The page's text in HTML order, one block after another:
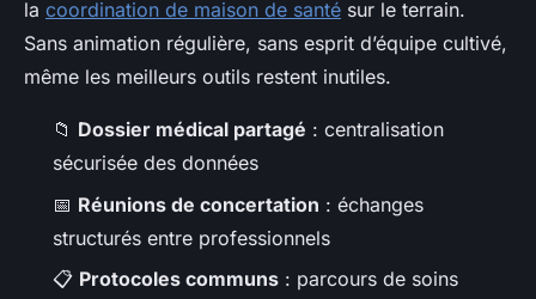
la coordination de maison de santé sur le terrain.
Sans animation régulière, sans esprit d’équipe cultivé,
même les meilleurs outils restent inutiles.
📁 Dossier médical partagé : centralisation
sécurisée des données
📅 Réunions de concertation : échanges
structurés entre professionnels
📋 Protocoles communs : parcours de soins